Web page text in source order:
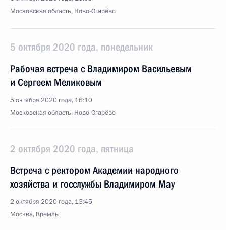
Московская область, Ново-Огарёво
5 октября 2020 года, понедельник
Рабочая встреча с Владимиром Васильевым
и Сергеем Меликовым
5 октября 2020 года, 16:10
Московская область, Ново-Огарёво
2 октября 2020 года, пятница
Встреча с ректором Академии народного
хозяйства и госслужбы Владимиром Мау
2 октября 2020 года, 13:45
Москва, Кремль